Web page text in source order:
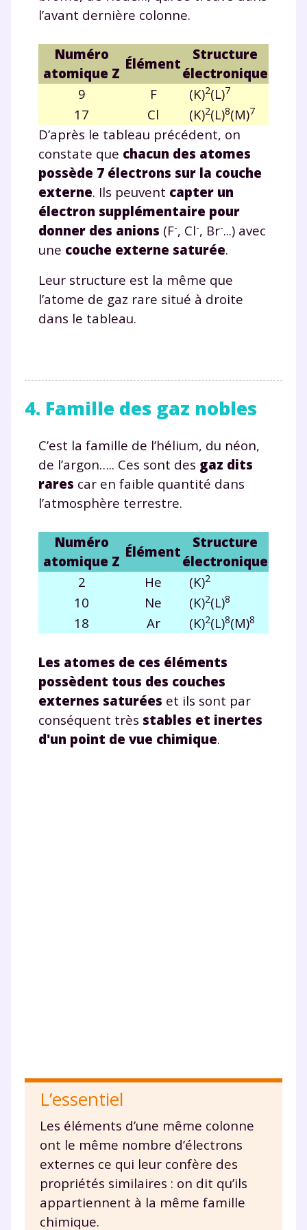
l’avant dernière colonne.
Numéro
atomique Z
Élément
Structure
électronique
9
F (K)2(L)7
17 Cl (K)2(L)8(M)7
D’après le tableau précédent, on
constate que chacun des atomes
possède 7 électrons sur la couche
externe. Ils peuvent capter un
électron supplémentaire pour
donner des anions (F-, Cl-, Br-...) avec
une couche externe saturée.
Leur structure est la même que
l’atome de gaz rare situé à droite
dans le tableau.
4. Famille des gaz nobles
C’est la famille de l’hélium, du néon,
de l’argon….. Ces sont des gaz dits
rares car en faible quantité dans
l’atmosphère terrestre.
Numéro
atomique Z
Élément
Structure
électronique
2
He (K)2
10 Ne (K)2(L)8
18 Ar (K)2(L)8(M)8
Les atomes de ces éléments
possèdent tous des couches
externes saturées et ils sont par
conséquent très stables et inertes
d'un point de vue chimique.
L’essentiel
Les éléments d’une même colonne
ont le même nombre d’électrons
externes ce qui leur confère des
propriétés similaires : on dit qu’ils
appartiennent à la même famille
chimique.
Tout le programme scolaire du CP à
la Terminale
Des profs expérimentés disponibles
à la demande par tchat, audio ou
vidéo